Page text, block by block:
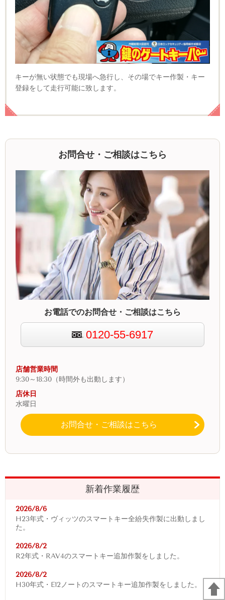
キーが無い状態でも現場へ急行し、その場でキー作製・キー
登録をして走行可能に致します。
お問合せ・ご相談はこちら
お電話でのお問合せ・ご相談はこちら
0120-55-6917
店舗営業時間
9:30～18:30（時間外も出動します）
店休日
水曜日
お問合せ・ご相談はこちら
新着作業履歴
2026/8/6
H23年式・ヴィッツのスマートキー全紛失作製に出動しまし
た。
2026/8/2
R2年式・RAV4のスマートキー追加作製をしました。
2026/8/2
H30年式・E12ノートのスマートキー追加作製をしました。